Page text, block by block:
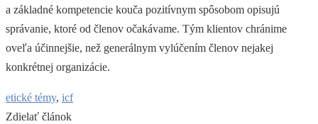
a základné kompetencie kouča pozitívnym spôsobom opisujú
správanie, ktoré od členov očakávame. Tým klientov chránime
oveľa účinnejšie, než generálnym vylúčením členov nejakej
konkrétnej organizácie.
etické témy, icf
Zdielať článok